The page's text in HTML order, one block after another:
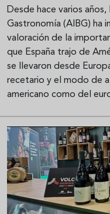
Desde hace varios
Gastronomía (AIBG) ha
valoración de la
que España trajo de
se llevaron desde
recetario y el modo de
americano como del